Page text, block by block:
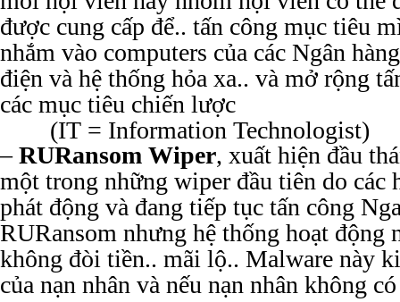
được cung cấp để.. tấn công mục tiêu
nhắm vào computers của các Ngân
điện và hệ thống hỏa xa.. và mở rộng
các mục tiêu chiến lược
(IT = Information Technologist)
–RURansom Wiper, xuất hiện đầu
một trong những wiper đầu tiên do các
phát động và đang tiếp tục tấn công
RURansom nhưng hệ thống hoạt động
không đòi tiền.. mãi lộ.. Malware này
của nạn nhân và nếu nạn nhân không